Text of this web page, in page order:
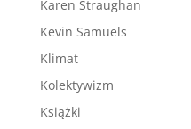
Karen Straughan
Kevin Samuels
Klimat
Kolektywizm
Książki